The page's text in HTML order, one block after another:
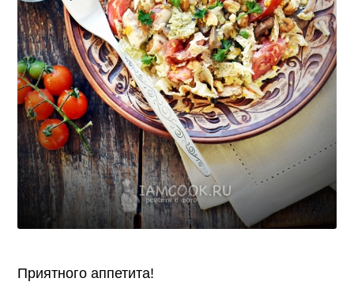
Приятного аппетита!